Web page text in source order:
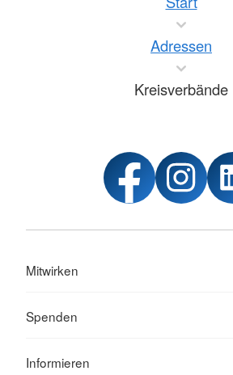
Adressen
Kreisverbände
Mitwirken
Spenden
Informieren